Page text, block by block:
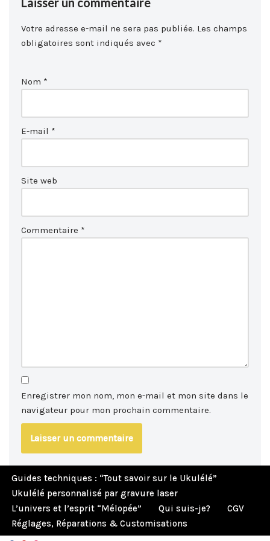
Votre adresse e-mail ne sera pas publiée. Les champs
obligatoires sont indiqués avec *
Nom *
E-mail *
Site web
Commentaire *
Enregistrer mon nom, mon e-mail et mon site dans le
navigateur pour mon prochain commentaire.
Guides techniques : “Tout savoir sur le Ukulélé”
Ukulélé personnalisé par gravure laser
L’univers et l’esprit “Mélopée”
Qui suis-je?
CGV
Réglages, Réparations & Customisations